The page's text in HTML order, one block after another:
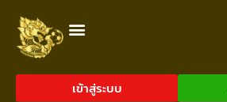
เข้าสู่ระบบ